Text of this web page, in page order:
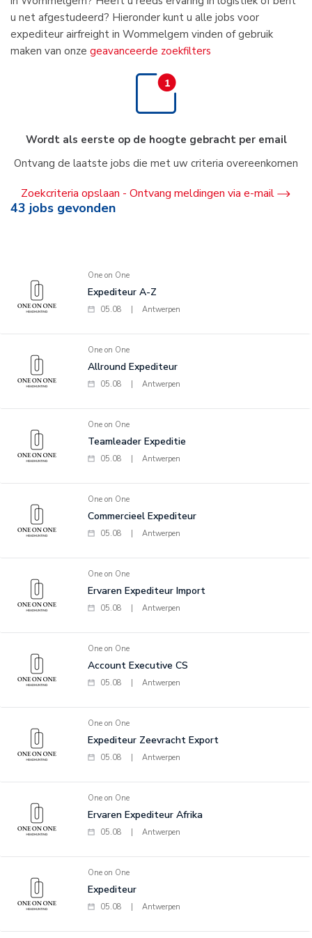
u net afgestudeerd? Hieronder kunt u alle jobs voor
expediteur airfreight in Wommelgem vinden of gebruik
maken van onze geavanceerde zoekfilters
Wordt als eerste op de hoogte gebracht per email
Ontvang de laatste jobs die met uw criteria overeenkomen
Zoekcriteria opslaan - Ontvang meldingen via e-mail
43 jobs gevonden
One on One
Expediteur A-Z
05.08 Antwerpen
One on One
Allround Expediteur
05.08 Antwerpen
One on One
Teamleader Expeditie
05.08 Antwerpen
One on One
Commercieel Expediteur
05.08 Antwerpen
One on One
Ervaren Expediteur Import
05.08 Antwerpen
One on One
Account Executive CS
05.08 Antwerpen
One on One
Expediteur Zeevracht Export
05.08 Antwerpen
One on One
Ervaren Expediteur Afrika
05.08 Antwerpen
One on One
Expediteur
05.08 Antwerpen